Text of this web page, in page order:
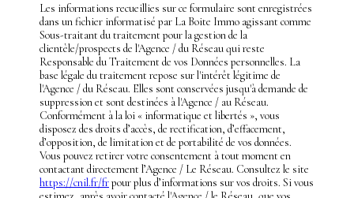
Les informations recueillies sur ce formulaire sont enregistrées
dans un fichier informatisé par La Boite Immo agissant comme
Sous-traitant du traitement pour la gestion de la
clientèle/prospects de l'Agence / du Réseau qui reste
Responsable du Traitement de vos Données personnelles. La
base légale du traitement repose sur l'intérêt légitime de
l'Agence / du Réseau. Elles sont conservées jusqu'à demande de
suppression et sont destinées à l'Agence / au Réseau.
Conformément à la loi « informatique et libertés », vous
disposez des droits d’accès, de rectification, d’effacement,
d’opposition, de limitation et de portabilité de vos données.
Vous pouvez retirer votre consentement à tout moment en
contactant directement l’Agence / Le Réseau. Consultez le site
https://cnil.fr/frpour plus d’informations sur vos droits. Si vous